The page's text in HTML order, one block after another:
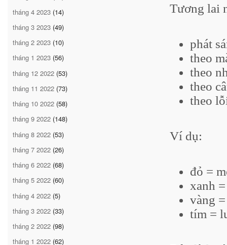
tháng 4 2023 (14)
tháng 3 2023 (49)
tháng 2 2023 (10)
tháng 1 2023 (56)
tháng 12 2022 (53)
tháng 11 2022 (73)
tháng 10 2022 (58)
tháng 9 2022 (148)
tháng 8 2022 (53)
tháng 7 2022 (26)
tháng 6 2022 (68)
tháng 5 2022 (60)
tháng 4 2022 (5)
tháng 3 2022 (33)
tháng 2 2022 (98)
tháng 1 2022 (62)
Tương lai
phát
theo
theo
theo
theo
Ví dụ:
đỏ =
xanh
vàng
tím =